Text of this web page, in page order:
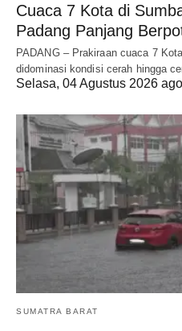
Cuaca 7 Kota di
Padang Panjang
PADANG – Prakiraan cuaca 7
didominasi kondisi cerah hingga
Selasa, 04 Agustus 2026 ago
SUMATRA BARAT